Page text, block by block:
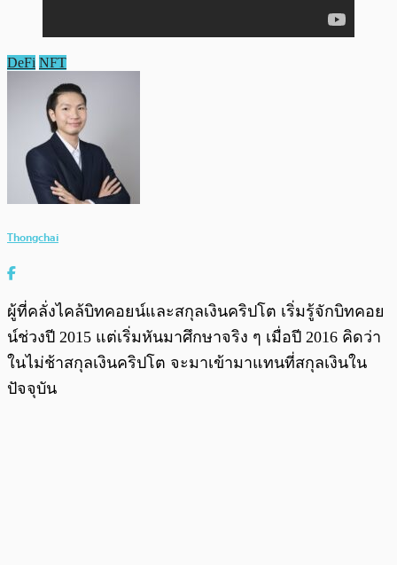
DeFi NFT
Thongchai
ผู้ที่คลั่งไคล้บิทคอยน์และสกุลเงินคริปโต เริ่มรู้จักบิทคอย
น์ช่วงปี 2015 แต่เริ่มหันมาศึกษาจริง ๆ เมื่อปี 2016 คิดว่า
ในไม่ช้าสกุลเงินคริปโต จะมาเข้ามาแทนที่สกุลเงินใน
ปัจจุบัน